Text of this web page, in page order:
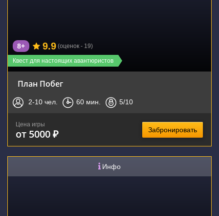
Квест для настоящих авантюристов
8+ 9.9 (оценок - 19)
План Побег
2-10 чел. 60 мин. 5/10
Цена игры
от 5000 ₽ Забронировать
Инфо